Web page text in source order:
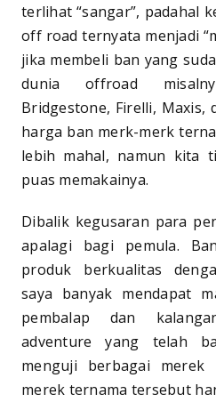
terlihat “sangar”, padahal
off road ternyata menjadi
jika membeli ban yang
dunia offroad
Bridgestone, Firelli,
harga ban merk-merk
lebih mahal, namun kita
puas memakainya.
Dibalik kegusaran para
apalagi bagi pemula.
produk berkualitas
saya banyak mendapat
pembalap dan
adventure yang telah
menguji berbagai
merek ternama tersebut